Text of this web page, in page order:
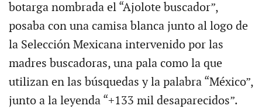
botarga nombrada el “Ajolote buscador”,
posaba con una camisa blanca junto al logo de
la Selección Mexicana intervenido por las
madres buscadoras, una pala como la que
utilizan en las búsquedas y la palabra “México”,
junto a la leyenda “+133 mil desaparecidos”.